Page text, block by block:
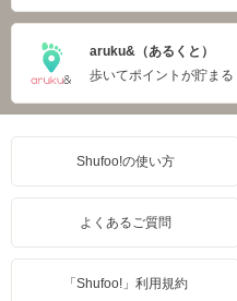
aruku&（あるくと）
歩いてポイントが貯まる
Shufoo!の使い方
よくあるご質問
「Shufoo!」利用規約